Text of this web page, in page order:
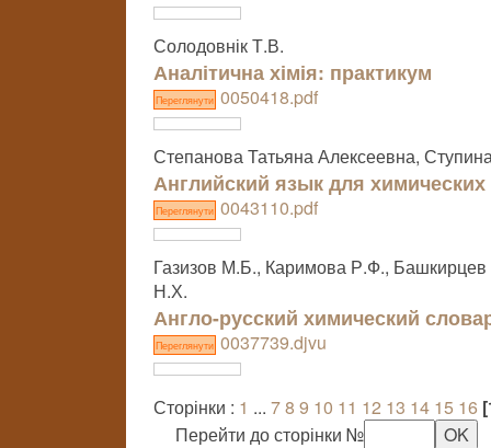
Солодовнік Т.В.
Аналітична хімія: практикум
Переглянути 0050418.pdf
Степанова Татьяна Алексеевна,
Английский язык для
Переглянути 0043110.pdf
Газизов М.Б., Каримова Р.Ф.,
Н.Х.
Англо-русский химический
Переглянути 0037739.djvu
Сторінки : 1 ... 78 9 10 11 12 13 14 15 16
Перейти до сторінки №